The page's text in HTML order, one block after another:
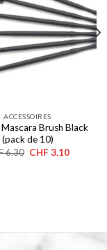
ACCESSOIRES
Brush Black
(pack de 10)
6.30 Le
CHF 3.10Le